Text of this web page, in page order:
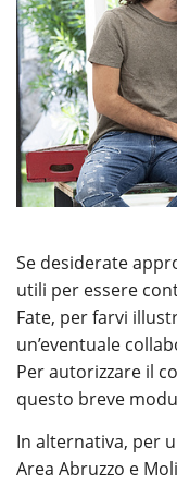
Se desiderate
utili per essere
Fate, per farvi
un’eventuale
Per autorizzare il
questo breve
In alternativa, per
Area Abruzzo e